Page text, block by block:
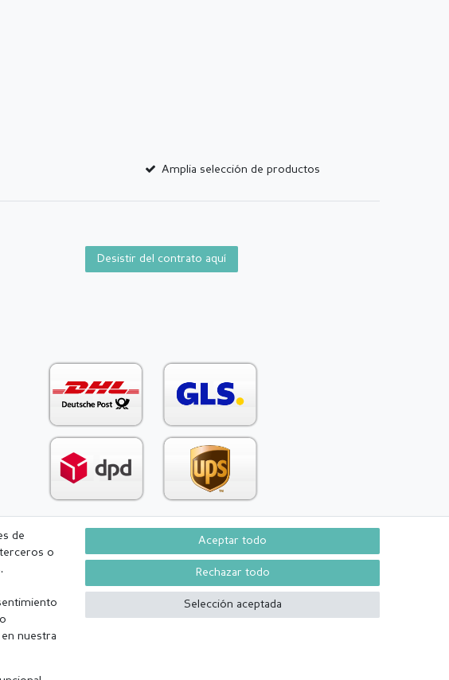
Amplia selección de productos
Desistir del contrato aquí
Withdraw from contract here Contacto
de
o
nuestra
Aceptar todo
Rechazar todo
Selección aceptada